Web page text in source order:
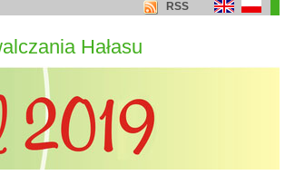
RSS
Hałasu